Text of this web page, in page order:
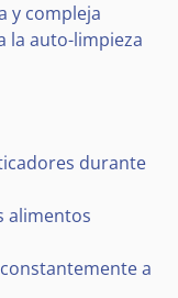
y compleja
la auto-limpieza
durante
alimentos
a